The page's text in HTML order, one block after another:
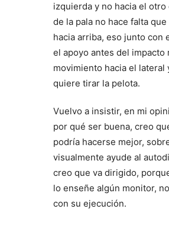
izquierda y no hacia el otro
de la pala no hace falta
hacia arriba, eso junto con
el apoyo antes del impacto
movimiento hacia el lateral
quiere tirar la pelota.
Vuelvo a insistir, en mi
por qué ser buena, creo
podría hacerse mejor,
visualmente ayude al
creo que va dirigido,
lo enseñe algún monitor,
con su ejecución.